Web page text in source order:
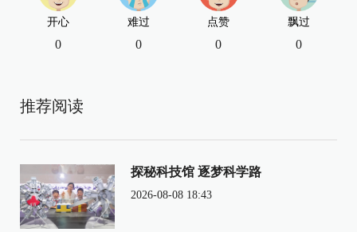
开心
0
难过
0
点赞
0
飘过
0
推荐阅读
探秘科技馆 逐梦科学路
2026-08-08 18:43